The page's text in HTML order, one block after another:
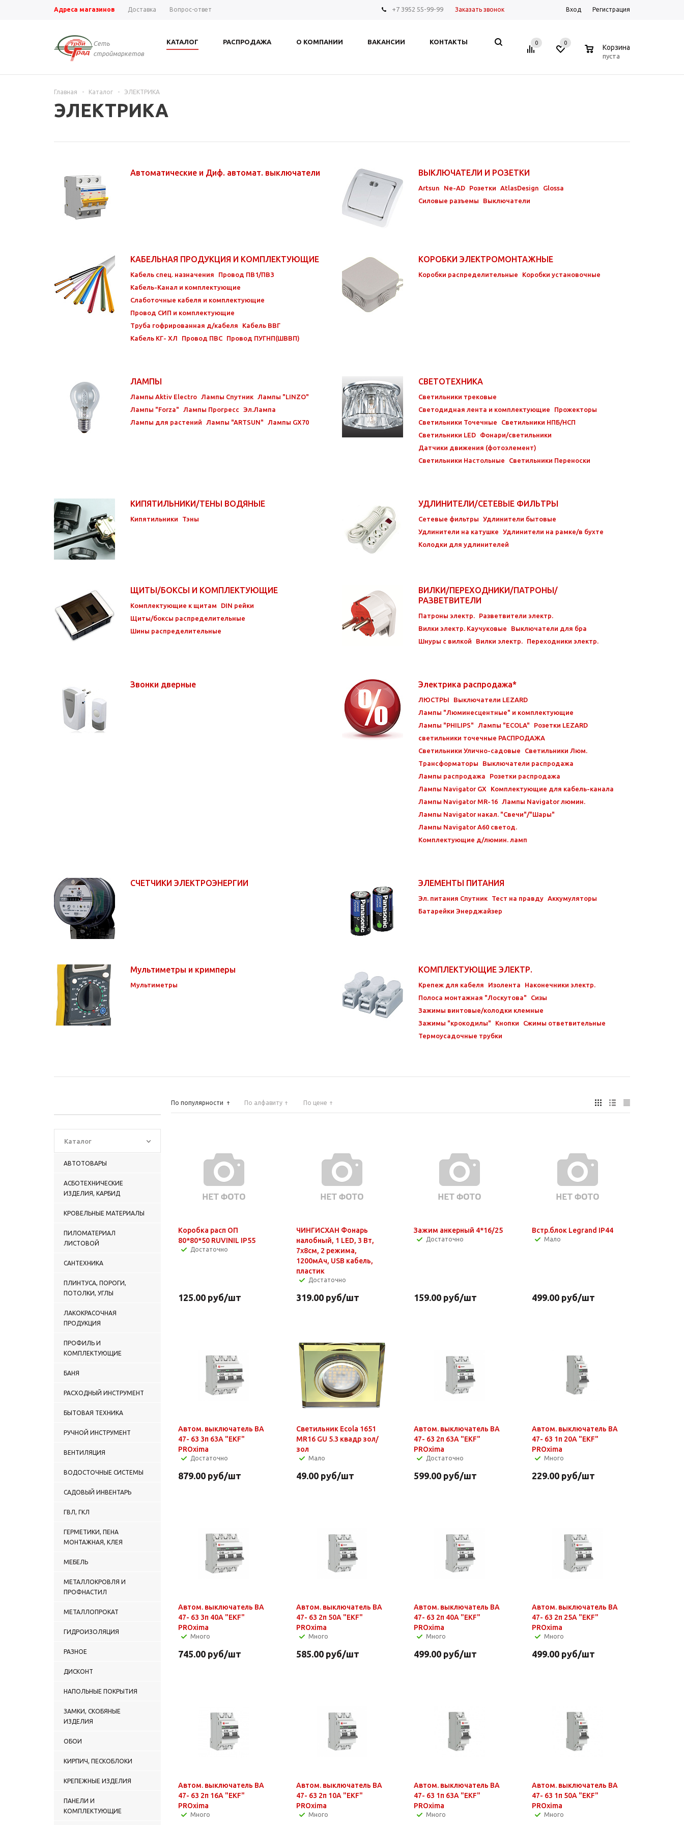
Адреса магазинов Доставка Вопрос-ответ +7 3952 55-99-99 Заказать звонок Вход Регистрация
Сеть
строймаркетов
КАТАЛОГ РАСПРОДАЖА О КОМПАНИИ ВАКАНСИИ КОНТАКТЫ 0 0
Корзина
пуста
Главная - Каталог - ЭЛЕКТРИКА
ЭЛЕКТРИКА
Автоматические и Диф. автомат. выключатели ВЫКЛЮЧАТЕЛИ И РОЗЕТКИ
Artsun Ne-AD Розетки AtlasDesign
Glossa
Силовые разъемы
Выключатели
КАБЕЛЬНАЯ ПРОДУКЦИЯ И КОМПЛЕКТУЮЩИЕ
Кабель спец. назначения
Провод ПВ1/ПВ3
Кабель-Канал и комплектующие
Слаботочные кабеля и комплектующие
Провод СИП и комплектующие
Труба гофрированная д/кабеля
Кабель ВВГ
Кабель КГ- ХЛ
Провод ПВС Провод ПУГНП(ШВВП)
КОРОБКИ ЭЛЕКТРОМОНТАЖНЫЕ
Коробки распределительные Коробки установочные
ЛАМПЫ
Лампы Aktiv Electro Лампы Спутник Лампы "LINZO"
Лампы "Forza"
Лампы Прогресс
Эл.Лампа
Лампы для растений
Лампы "ARTSUN" Лампы GX70
СВЕТОТЕХНИКА
Светильники трековые
Светодидная лента и комплектующие
Прожекторы
Светильники Точечные
Светильники НПБ/НСП
Светильники LED
Фонари/светильники
Датчики движения (фотоэлемент)
Светильники Настольные
Светильники Переноски
КИПЯТИЛЬНИКИ/ТЕНЫ ВОДЯНЫЕ
Кипятильники Тэны
УДЛИНИТЕЛИ/СЕТЕВЫЕ ФИЛЬТРЫ
Сетевые фильтры
Удлинители бытовые
Удлинители на катушке
Удлинители на рамке/в бухте
Колодки для удлинителей
ЩИТЫ/БОКСЫ И КОМПЛЕКТУЮЩИЕ
Комплектующие к щитам
DIN рейки
Щиты/боксы распределительные
Шины распределительные
ВИЛКИ/ПЕРЕХОДНИКИ/ПАТРОНЫ/
РАЗВЕТВИТЕЛИ
Патроны электр.
Разветвители электр.
Вилки электр. Каучуковые
Выключатели для бра
Шнуры с вилкой
Вилки электр. Переходники электр.
Звонки дверные Электрика распродажа*
ЛЮСТРЫ
Выключатели LEZARD
Лампы "Люминесцентные" и комплектующие
Лампы "PHILIPS"
Лампы "ECOLA"
Розетки LEZARD
светильники точечные РАСПРОДАЖА
Светильники Улично-садовые
Светильники Люм.
Трансформаторы
Выключатели распродажа
Лампы распродажа
Розетки распродажа
Лампы Navigator GX
Комплектующие для кабель-канала
Лампы Navigator MR-16 Лампы Navigator люмин.
Лампы Navigator накал. "Свечи"/"Шары"
Лампы Navigator А60 светод.
Комплектующие д/люмин. ламп
СЧЕТЧИКИ ЭЛЕКТРОЭНЕРГИИ ЭЛЕМЕНТЫ ПИТАНИЯ
Эл. питания Спутник Тест на правду Аккумуляторы
Батарейки Энерджайзер
Мультиметры и кримперы
Мультиметры
КОМПЛЕКТУЮЩИЕ ЭЛЕКТР.
Крепеж для кабеля Изолента
Наконечники электр.
Полоса монтажная "Лоскутова"
Сизы
Зажимы винтовые/колодки клемные
Зажимы "крокодилы"
Кнопки
Сжимы ответвительные
Термоусадочные трубки
Каталог
АВТОТОВАРЫ
АСБОТЕХНИЧЕСКИЕ
ИЗДЕЛИЯ, КАРБИД
КРОВЕЛЬНЫЕ МАТЕРИАЛЫ
ПИЛОМАТЕРИАЛ
ЛИСТОВОЙ
САНТЕХНИКА
ПЛИНТУСА, ПОРОГИ,
ПОТОЛКИ, УГЛЫ
ЛАКОКРАСОЧНАЯ
ПРОДУКЦИЯ
ПРОФИЛЬ И
КОМПЛЕКТУЮЩИЕ
БАНЯ
РАСХОДНЫЙ ИНСТРУМЕНТ
БЫТОВАЯ ТЕХНИКА
РУЧНОЙ ИНСТРУМЕНТ
ВЕНТИЛЯЦИЯ
ВОДОСТОЧНЫЕ СИСТЕМЫ
САДОВЫЙ ИНВЕНТАРЬ
ГВЛ, ГКЛ
ГЕРМЕТИКИ, ПЕНА
МОНТАЖНАЯ, КЛЕЯ
МЕБЕЛЬ
МЕТАЛЛОКРОВЛЯ И
ПРОФНАСТИЛ
МЕТАЛЛОПРОКАТ
ГИДРОИЗОЛЯЦИЯ
РАЗНОЕ
ДИСКОНТ
НАПОЛЬНЫЕ ПОКРЫТИЯ
ЗАМКИ, СКОБЯНЫЕ
ИЗДЕЛИЯ
ОБОИ
КИРПИЧ, ПЕСКОБЛОКИ
КРЕПЕЖНЫЕ ИЗДЕЛИЯ
ПАНЕЛИ И
КОМПЛЕКТУЮЩИЕ
По популярности По алфавиту По цене
Коробка расп ОП
80*80*50 RUVINIL IP55
Достаточно
125.00 руб/шт
ЧИНГИСХАН Фонарь
налобный, 1 LED, 3 Вт,
7х8см, 2 режима,
1200мАч, USB кабель,
пластик
Достаточно
319.00руб/шт
Зажим анкерный 4*16/25
Достаточно
159.00 руб/шт
Встр.блок Legrand IP44
Мало
499.00руб/шт
Автом. выключатель ВА
47- 63 3п 63А "EKF"
PROxima
Достаточно
879.00 руб/шт
Светильник Ecola 1651
MR16 GU 5.3 квадр зол/
зол
Мало
49.00руб/шт
Автом. выключатель ВА
47- 63 2п 63А "EKF"
PROxima
Достаточно
599.00 руб/шт
Автом. выключатель ВА
47- 63 1п 20А "EKF"
PROxima
Много
229.00руб/шт
Автом. выключатель ВА
47- 63 3п 40А "EKF"
PROxima
Много
745.00 руб/шт
Автом. выключатель ВА
47- 63 2п 50А "EKF"
PROxima
Много
585.00руб/шт
Автом. выключатель ВА
47- 63 2п 40А "EKF"
PROxima
Много
499.00 руб/шт
Автом. выключатель ВА
47- 63 2п 25А "EKF"
PROxima
Много
499.00руб/шт
Автом. выключатель ВА
47- 63 2п 16А "EKF"
PROxima
Много
Автом. выключатель ВА
47- 63 2п 10А "EKF"
PROxima
Много
Автом. выключатель ВА
47- 63 1п 63А "EKF"
PROxima
Много
Автом. выключатель ВА
47- 63 1п 50А "EKF"
PROxima
Много